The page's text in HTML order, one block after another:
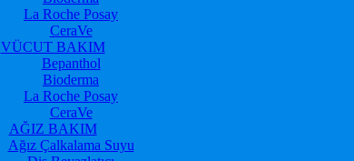
La Roche Posay
CeraVe
VÜCUT BAKIM
Bepanthol
Bioderma
La Roche Posay
CeraVe
AĞIZ BAKIM
Ağız Çalkalama Suyu